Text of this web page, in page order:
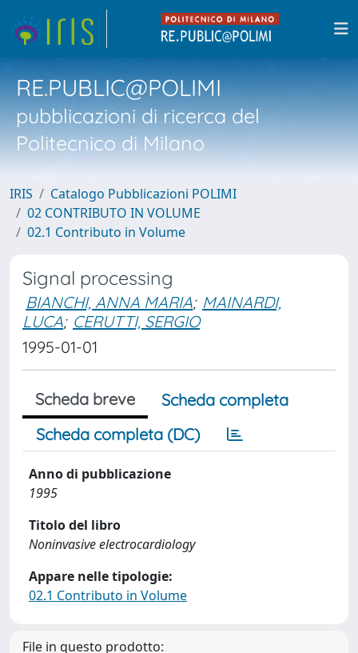
RE.PUBLIC@POLIMI
pubblicazioni di ricerca del
Politecnico di Milano
IRIS
Catalogo Pubblicazioni POLIMI
02 CONTRIBUTO IN VOLUME
02.1 Contributo in Volume
Signal processing
BIANCHI, ANNA MARIA; MAINARDI,
LUCA; CERUTTI, SERGIO
1995-01-01
Scheda breve
Scheda completa
Scheda completa (DC)
Anno di pubblicazione
1995
Titolo del libro
Noninvasive electrocardiology
Appare nelle tipologie:
02.1 Contributo in Volume
File in questo prodotto: